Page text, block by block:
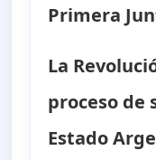
Primera
La
proceso de
Estado